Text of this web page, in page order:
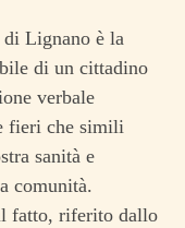
di Lignano è la
di un cittadino
verbale
fieri che simili
sanità e
comunità.
fatto, riferito dallo